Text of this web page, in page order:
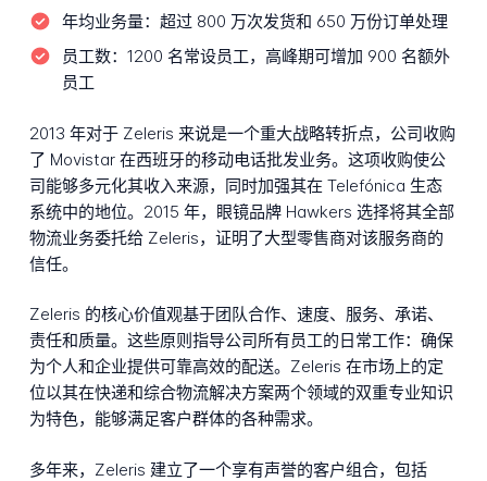
年均业务量： 超过 800 万次发货和 650 万份订单处理
员工数： 1200 名常设员工，高峰期可增加 900 名额外
员工
2013 年对于 Zeleris 来说是一个重大战略转折点，公司收购
了 Movistar 在西班牙的移动电话批发业务。这项收购使公
司能够多元化其收入来源，同时加强其在 Telefónica 生态
系统中的地位。2015 年，眼镜品牌 Hawkers 选择将其全部
物流业务委托给 Zeleris，证明了大型零售商对该服务商的
信任。
Zeleris 的核心价值观基于团队合作、速度、服务、承诺、
责任和质量。这些原则指导公司所有员工的日常工作：确保
为个人和企业提供可靠高效的配送。Zeleris 在市场上的定
位以其在快递和综合物流解决方案两个领域的双重专业知识
为特色，能够满足客户群体的各种需求。
多年来，Zeleris 建立了一个享有声誉的客户组合，包括